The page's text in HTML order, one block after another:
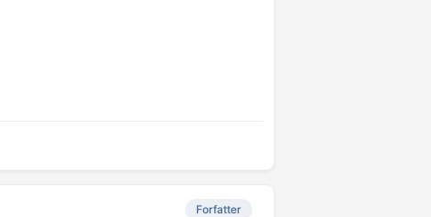
Forfatter